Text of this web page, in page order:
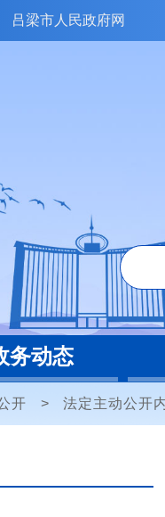
吕梁市人民政府网
务动态
开 > 法定主动公开